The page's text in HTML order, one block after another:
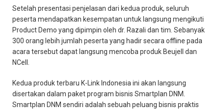
Setelah presentasi penjelasan dari kedua produk, seluruh
peserta mendapatkan kesempatan untuk langsung mengikuti
Product Demo yang dipimpin oleh dr. Razali dan tim. Sebanyak
300 orang lebih jumlah peserta yang hadir secara offline pada
acara tersebut dapat langsung mencoba produk Beujell dan
NCell.
Kedua produk terbaru K-Link Indonesia ini akan langsung
disertakan dalam paket program bisnis Smartplan DNM.
Smartplan DNM sendiri adalah sebuah peluang bisnis praktis